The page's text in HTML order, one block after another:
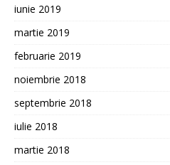
iunie 2019
martie 2019
februarie 2019
noiembrie 2018
septembrie 2018
iulie 2018
martie 2018